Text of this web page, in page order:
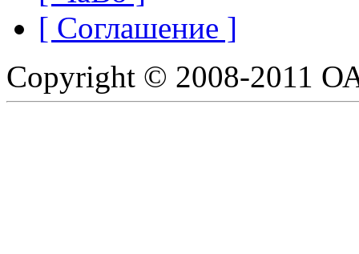
[ Соглашение ]
Copyright © 2008-2011